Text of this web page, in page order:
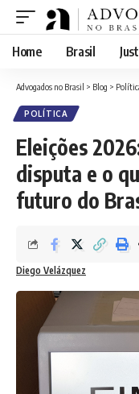
Home Brasil
Advogados no Brasil > Blog >
POLÍTICA
Eleições
disputa e o
futuro do
Diego Velázquez